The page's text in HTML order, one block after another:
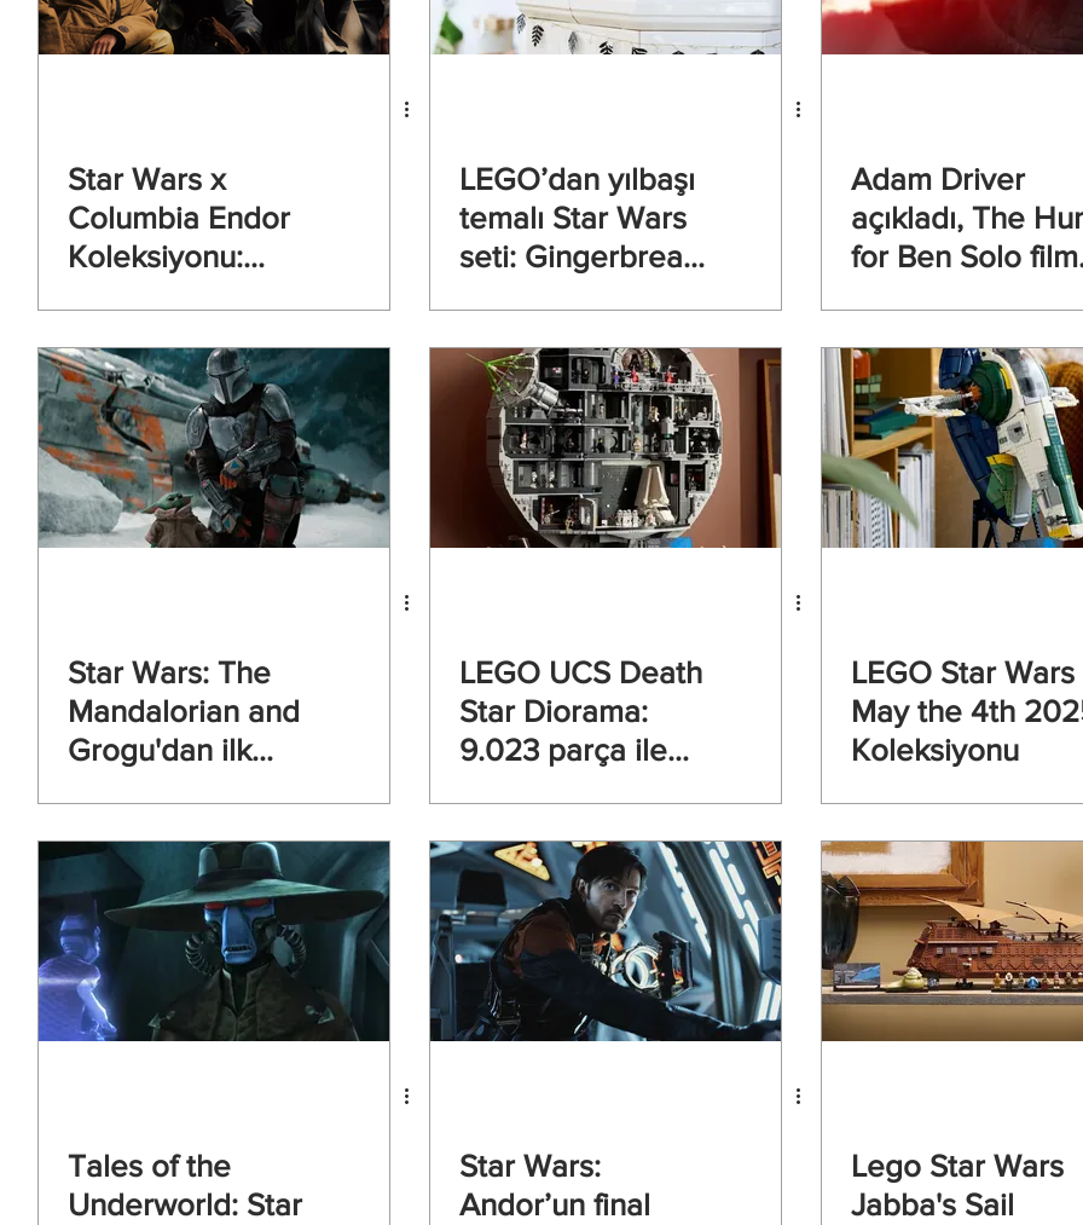
Star Wars x
Columbia Endor
Koleksiyonu:
Tanıtıldı
LEGO’dan yılbaşı
temalı Star Wars
seti: Gingerbread
Adam Driver
açıkladı, The
for Ben Solo
Star Wars: The
Mandalorian and
Grogu'dan ilk
LEGO UCS Death
Star Diorama:
9.023 parça ile
LEGO Star Wars
May the 4th
Koleksiyonu
Tales of the
Underworld: Star
Star Wars:
Andor’un final
Lego Star Wars
Jabba's Sail